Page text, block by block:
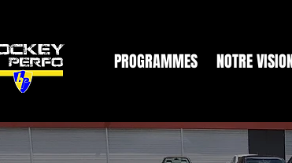
PROGRAMMES NOTRE